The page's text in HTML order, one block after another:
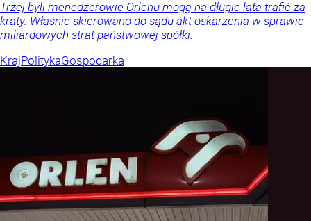
Trzej byli menedżerowie Orlenu mogą na długie lata trafić za
kraty. Właśnie skierowano do sądu akt oskarżenia w sprawie
miliardowych strat państwowej spółki.
KrajPolitykaGospodarka